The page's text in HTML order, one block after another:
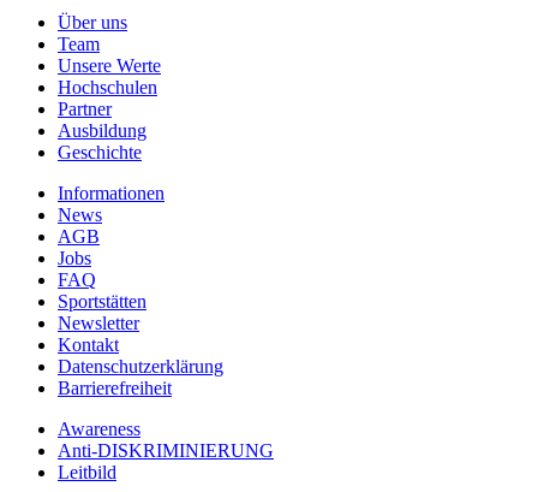
Über uns
Team
Unsere Werte
Hochschulen
Partner
Ausbildung
Geschichte
Informationen
News
AGB
Jobs
FAQ
Sportstätten
Newsletter
Kontakt
Datenschutzerklärung
Barrierefreiheit
Awareness
Anti-DISKRIMINIERUNG
Leitbild